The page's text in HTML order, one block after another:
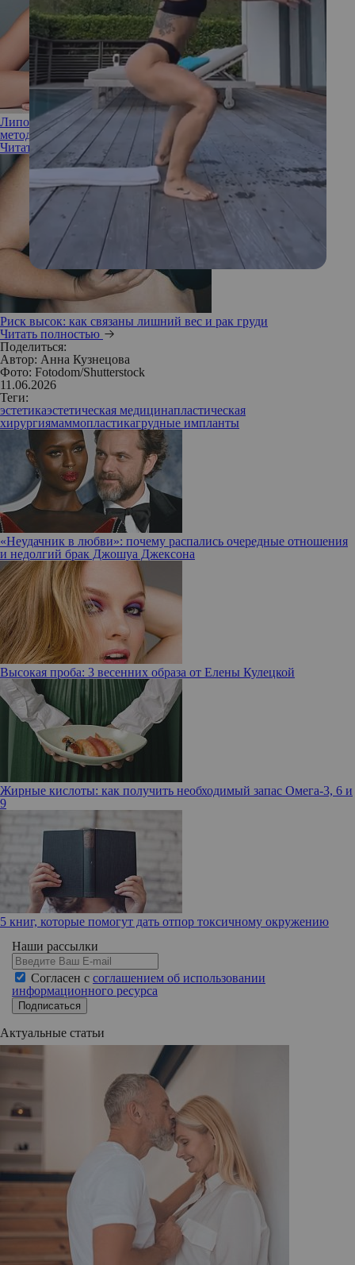
Липофилинг груди: насколько эффективна и безопасна эта
методика
Читать полностью
Риск высок: как связаны лишний вес и рак груди
Читать полностью
Поделиться:
Автор: Анна Кузнецова
Фото: Fotodom/Shutterstock
11.06.2026
Теги:
эстетикаэстетическая медицинапластическая
хирургиямаммопластикагрудные импланты
«Неудачник в любви»: почему распались очередные отношения
и недолгий брак Джошуа Джексона
Высокая проба: 3 весенних образа от Елены Кулецкой
Жирные кислоты: как получить необходимый запас Омега-3, 6 и
9
5 книг, которые помогут дать отпор токсичному окружению
Наши рассылки
Согласен с соглашением об использовании
информационного ресурса
Подписаться
Актуальные статьи